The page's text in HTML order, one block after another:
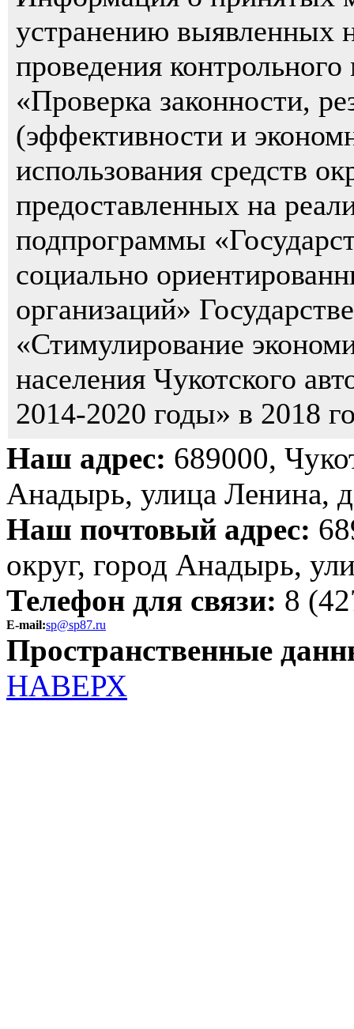
устранению выявленных
проведения
«Проверка законности,
(эффективности и
использования средств
предоставленных на
подпрограммы
социально
организаций»
«Стимулирование
населения Чукотского
2014-2020 годы» в 2018
Наш адрес: 689000,
Анадырь, улица Ленина,
Наш почтовый адрес:
округ, город Анадырь,
Телефон для связи: 8
E-mail:sp@sp87.ru
Пространственные
НАВЕРХ